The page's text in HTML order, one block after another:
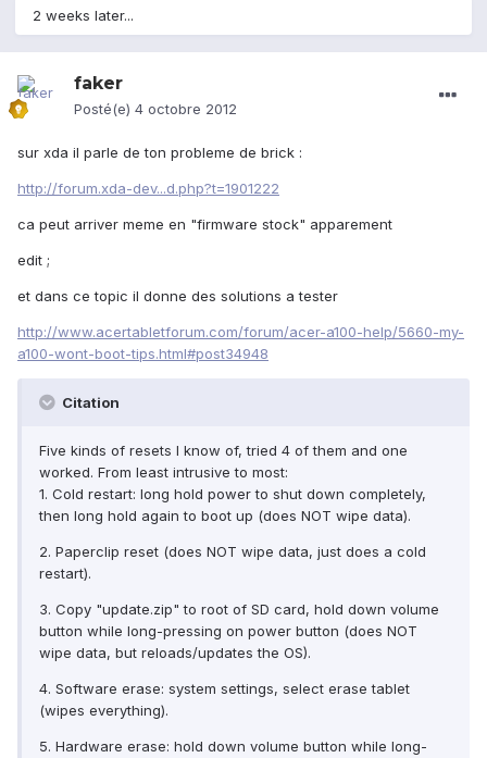
2 weeks later...
faker
Posté(e) 4 octobre 2012
sur xda il parle de ton probleme de brick :
http://forum.xda-dev...d.php?t=1901222
ca peut arriver meme en "firmware stock" apparement
edit ;
et dans ce topic il donne des solutions a tester
http://www.acertabletforum.com/forum/acer-a100-help/5660-my-
a100-wont-boot-tips.html#post34948
Citation
Five kinds of resets I know of, tried 4 of them and one
worked. From least intrusive to most:
1. Cold restart: long hold power to shut down completely,
then long hold again to boot up (does NOT wipe data).
2. Paperclip reset (does NOT wipe data, just does a cold
restart).
3. Copy "update.zip" to root of SD card, hold down volume
button while long-pressing on power button (does NOT
wipe data, but reloads/updates the OS).
4. Software erase: system settings, select erase tablet
(wipes everything).
5. Hardware erase: hold down volume button while long-